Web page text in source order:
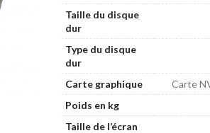
Taille du disque
dur
Type du disque
dur
Carte graphique
Carte
Poids en kg
Taille de l’écran